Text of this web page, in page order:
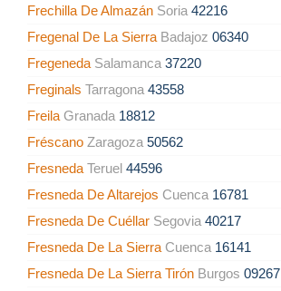
Frechilla De Almazán Soria 42216
Fregenal De La Sierra Badajoz 06340
Fregeneda Salamanca 37220
Freginals Tarragona 43558
Freila Granada 18812
Fréscano Zaragoza 50562
Fresneda Teruel 44596
Fresneda De Altarejos Cuenca 16781
Fresneda De Cuéllar Segovia 40217
Fresneda De La Sierra Cuenca 16141
Fresneda De La Sierra Tirón Burgos 09267